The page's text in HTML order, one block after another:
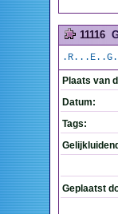
11116
Plaats van
Datum:
Tags:
Geplaatst